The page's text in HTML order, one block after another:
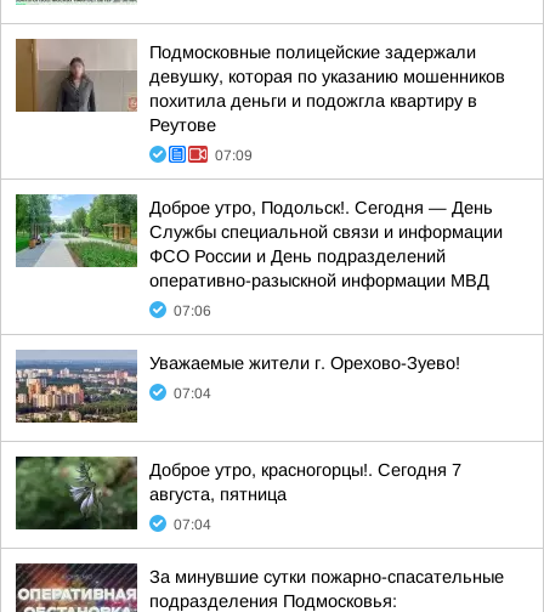
Подмосковные полицейские задержали
девушку, которая по указанию мошенников
похитила деньги и подожгла квартиру в
Реутове
07:09
Доброе утро, Подольск!. Сегодня — День
Службы специальной связи и информации
ФСО России и День подразделений
оперативно-разыскной информации МВД
07:06
Уважаемые жители г. Орехово-Зуево!
07:04
Доброе утро, красногорцы!. Сегодня 7
августа, пятница
07:04
За минувшие сутки пожарно-спасательные
подразделения Подмосковья: